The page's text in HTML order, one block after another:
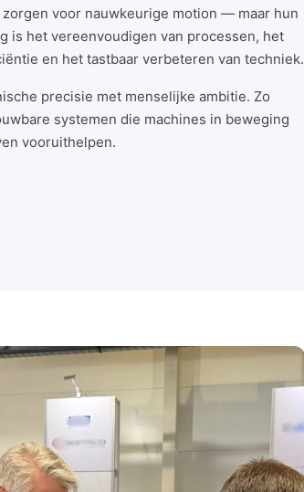
voor nauwkeurige motion — maar hun
is het vereenvoudigen van processen, het
en het tastbaar verbeteren van techniek.
precisie met menselijke ambitie. Zo
systemen die machines in beweging
vooruithelpen.